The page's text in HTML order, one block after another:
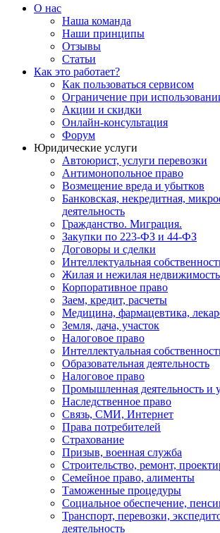
О нас
Наша команда
Наши принципы
Отзывы
Статьи
Как это работает?
Как пользоваться сервисом
Ограничение при
Акции и скидки
Онлайн-консультация
Форум
Юридические услуги
Автоюрист, услуги перевозки
Антимонопольное право
Возмещение вреда и убытков
Банковская, некредитная,
деятельность
Гражданство. Миграция.
Закупки по 223-ФЗ и 44-ФЗ
Договоры и сделки
Интеллектуальная
Жилая и нежилая недвижимость
Корпоративное право
Заем, кредит, расчеты
Медицина, фармацевтика,
Земля, дача, участок
Налоговое право
Интеллектуальная
Образовательная деятельность
Налоговое право
Промышленная деятельность и
Наследственное право
Связь, СМИ, Интернет
Права потребителей
Страхование
Призыв, военная служба
Строительство, ремонт,
Семейное право, алименты
Таможенные процедуры
Социальное обеспечение,
Транспорт, перевозки,
деятельность